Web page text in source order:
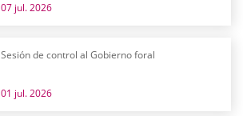
07 jul. 2026
Sesión de control al Gobierno foral
01 jul. 2026